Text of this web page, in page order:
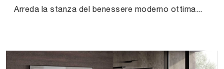
Arreda la stanza del benessere moderno ottimamente con Block System Syntesi C32, mobili bagno sospesi e oggetti in melaminico di Baxar.